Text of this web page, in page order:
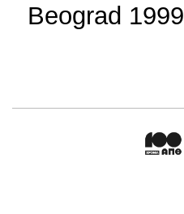
Beograd 1999